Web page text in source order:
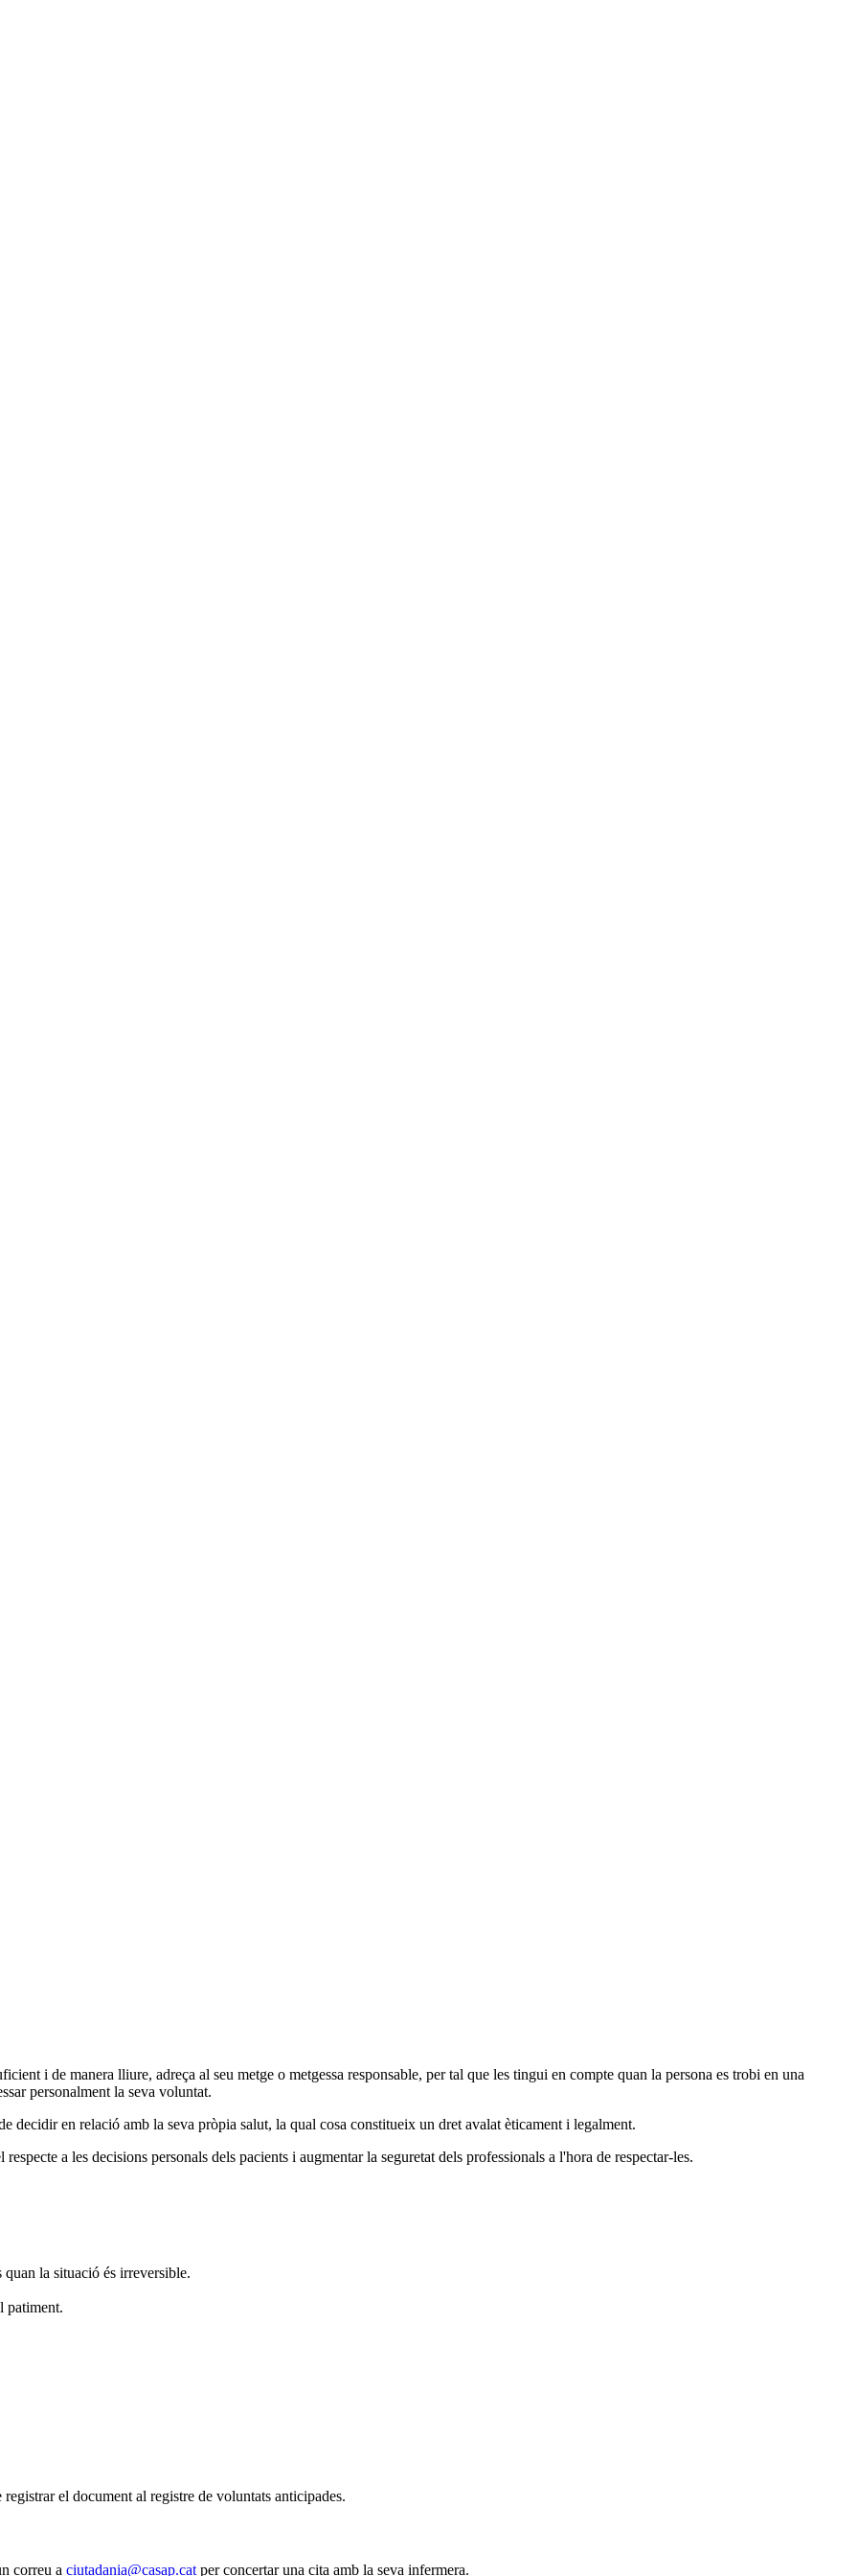
i de manera lliure, adreça al seu metge o metgessa responsable, per tal que les tingui en compte quan la persona es trobi en una
personalment la seva voluntat.
decidir en relació amb la seva pròpia salut, la qual cosa constitueix un dret avalat èticament i legalment.
a les decisions personals dels pacients i augmentar la seguretat dels professionals a l'hora de respectar-les.
la situació és irreversible.
patiment.
el document al registre de voluntats anticipades.
correu a ciutadania@casap.catper concertar una cita amb la seva infermera.